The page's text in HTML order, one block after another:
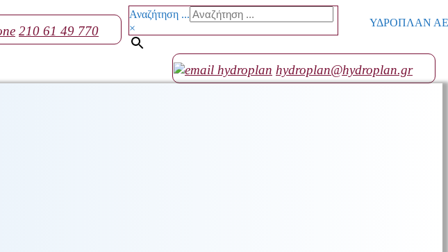
ΥΔΡΟΠΛΑΝ ΑΕ
Αναζήτηση ...
×
210 61 49 770
hydroplan@hydroplan.gr